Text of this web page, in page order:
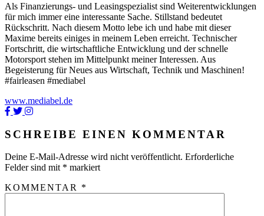
Als Finanzierungs- und Leasingspezialist sind Weiterentwicklungen
für mich immer eine interessante Sache. Stillstand bedeutet
Rückschritt. Nach diesem Motto lebe ich und habe mit dieser
Maxime bereits einiges in meinem Leben erreicht. Technischer
Fortschritt, die wirtschaftliche Entwicklung und der schnelle
Motorsport stehen im Mittelpunkt meiner Interessen. Aus
Begeisterung für Neues aus Wirtschaft, Technik und Maschinen!
#fairleasen #mediabel
www.mediabel.de
SCHREIBE EINEN KOMMENTAR
Deine E-Mail-Adresse wird nicht veröffentlicht. Erforderliche
Felder sind mit * markiert
KOMMENTAR *